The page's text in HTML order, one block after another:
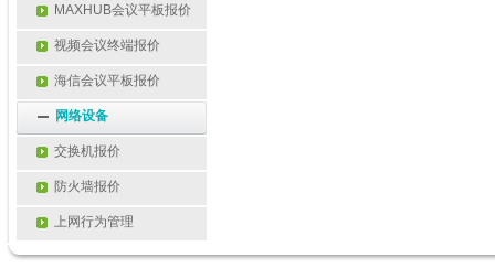
MAXHUB会议平板报价
视频会议终端报价
海信会议平板报价
网络设备
交换机报价
防火墙报价
上网行为管理